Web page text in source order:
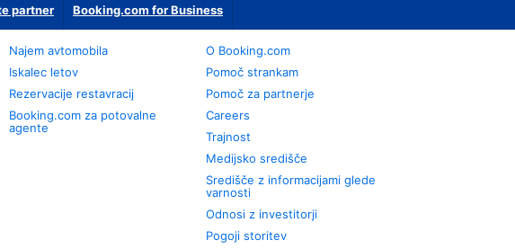
partner Booking.com for Business
Najem avtomobila
Iskalec letov
Rezervacije restavracij
Booking.com za potovalne
agente
O Booking.com
Pomoč strankam
Pomoč za partnerje
Careers
Trajnost
Medijsko središče
Središče z informacijami glede
varnosti
Odnosi z investitorji
Pogoji storitev